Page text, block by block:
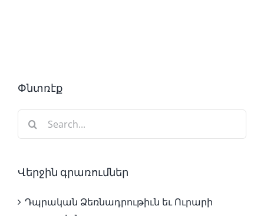
Փնտռէք
Search
Վերջին գրառումներ
Դպրական Ձեռնադրութիւն եւ Ուրարի